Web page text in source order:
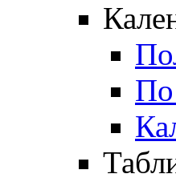
По